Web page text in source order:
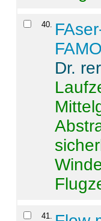
40.
Dr.
41.